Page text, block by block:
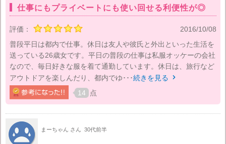
仕事にもプライベートにも使い回せる利便性が◎
評価：
2016/10/08
普段平日は都内で仕事。休日は友人や彼氏と外出といった生活を
送っている26歳女です。平日の普段の仕事は私服オッケーの会社
なので、毎日好きな服を着て通勤しています。休日は、旅行など
アウトドアを楽しんだり、都内でゆ･･･続きを見る 
14 点
まーちゃん さん 30代前半